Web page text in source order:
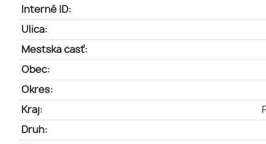
Interné ID:
Ulica:
Mestská časť:
Obec:
Okres:
Kraj:
Druh: